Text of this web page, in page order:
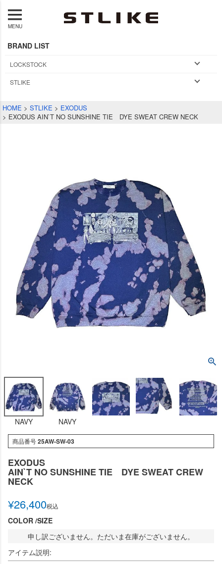
MENU
BRAND LIST
LOCKSTOCK
STLIKE
HOME STLIKE
EXODUS
EXODUS AIN`T NO SUNSHINE TIE DYE SWEAT CREW NECK
NAVY NAVY
商品番号25AW-SW-03
EXODUS
AIN`T NO SUNSHINE TIE DYE SWEAT CREW
NECK
¥26,400税込
COLOR SIZE
申し訳ございません。ただいま在庫がございません。
アイテム説明: